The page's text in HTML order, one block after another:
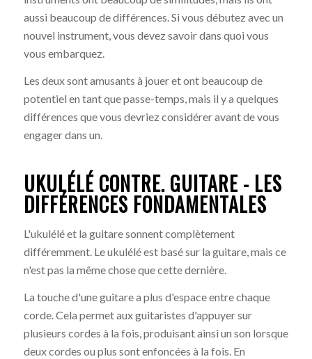
aussi beaucoup de différences. Si vous débutez avec un
nouvel instrument, vous devez savoir dans quoi vous
vous embarquez.
Les deux sont amusants à jouer et ont beaucoup de
potentiel en tant que passe-temps, mais il y a quelques
différences que vous devriez considérer avant de vous
engager dans un.
UKULÉLÉ CONTRE. GUITARE - LES
DIFFÉRENCES FONDAMENTALES
L'ukulélé et la guitare sonnent complètement
différemment. Le ukulélé est basé sur la guitare, mais ce
n'est pas la même chose que cette dernière.
La touche d'une guitare a plus d'espace entre chaque
corde. Cela permet aux guitaristes d'appuyer sur
plusieurs cordes à la fois, produisant ainsi un son lorsque
deux cordes ou plus sont enfoncées à la fois. En